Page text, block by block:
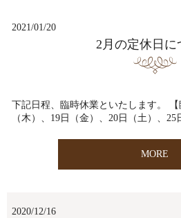
2021/01/20
2月の定休日に
下記日程、臨時休業といたします。 【
（木）、19日（金）、20日（土）、25
MORE
2020/12/16